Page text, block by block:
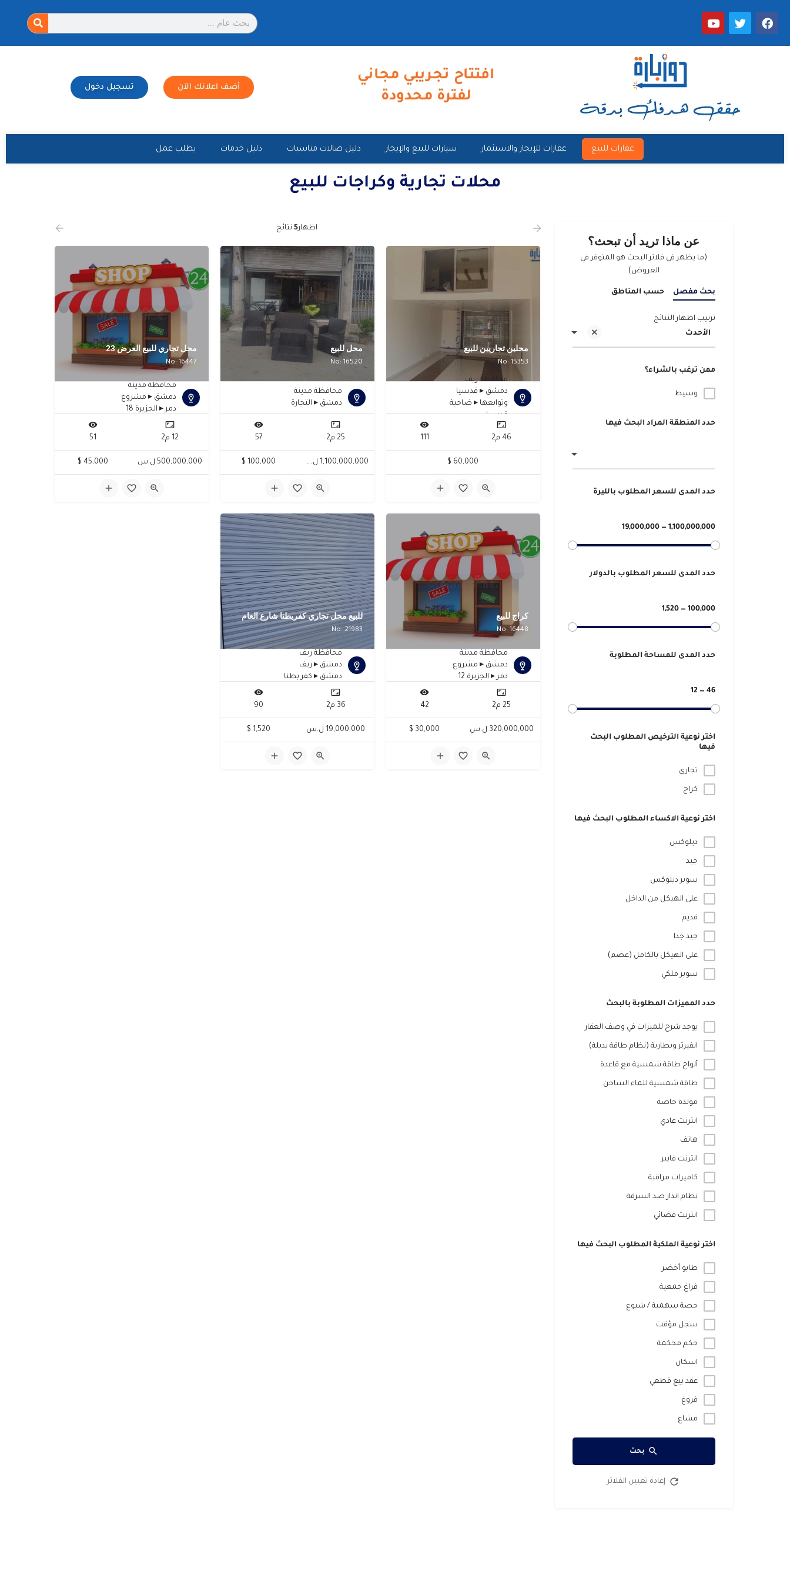
افتتاح تجريبي مجاني
لفترة محدودة
أضف اعلانك الآن تسجيل دخول
عقارات للبيع عقارات للإيجار والاستثمار سيارات للبيع والإيجار دليل صالات مناسبات دليل خدمات يطلب عمل
محلات تجارية وكراجات للبيع
عن ماذا تريد أن تبحث؟
(ما يظهر في فلاتر البحث هو المتوفر في
العروض)
بحث مفصل حسب المناطق
الأحدث
ترتيب اظهار النتائج
ممن ترغب بالشراء؟
وسيط
حدد المنطقة المراد البحث فيها
حدد المدى للسعر المطلوب بالليرة
1,100,000,000 — 19,000,000
حدد المدى للسعر المطلوب بالدولار
100,000 — 1,520
حدد المدى للمساحة المطلوبة
46 — 12
اختر نوعية الترخيص المطلوب البحث
فيها
تجاري
كراج
اختر نوعية الاكساء المطلوب البحث فيها
ديلوكس
جيد
سوبر ديلوكس
على الهيكل من الداخل
قديم
جيد جدا
على الهيكل بالكامل (عضم)
سوبر ملكي
حدد المميزات المطلوبة بالبحث
يوجد شرح للميزات في وصف العقار
انفيرتر وبطارية (نظام طاقة بديلة)
ألواح طاقة شمسية مع قاعدة
طاقة شمسية للماء الساخن
مولدة خاصة
انترنت عادي
هاتف
انترنت فايبر
كاميرات مراقبة
نظام انذار ضد السرقة
انترنت فضائي
اختر نوعية الملكية المطلوب البحث فيها
طابو أخضر
فراغ جمعية
حصة سهمية / شيوع
سجل مؤقت
حكم محكمة
اسكان
عقد بيع قطعي
فروغ
مشاع
بحث
إعادة تعيين الفلاتر
اظهار5نتائج
محلين تجاريين للبيع
No: 15353
محافظة ريف
دمشق ▸ قدسيا
وتوابعها ▸ ضاحية
قدسيا
46 م2 111
60,000 $
محل للبيع
No: 16520
محافظة مدينة
دمشق ▸ التجارة
25 م2 57
1,100,000,000 ل.س 100,000 $
محل تجاري للبيع العرض 23
No: 16447
محافظة مدينة
دمشق ▸ مشروع
دمر ▸ الجزيرة 18
12 م2 51
500,000,000 ل.س 45,000 $
كراج للبيع
No: 16448
محافظة مدينة
دمشق ▸ مشروع
دمر ▸ الجزيرة 12
25 م2 42
320,000,000 ل.س 30,000 $
للبيع محل تجاري كفربطنا شارع العام
No: 21983
محافظة ريف
دمشق ▸ ريف
دمشق ▸ كفر بطنا
36 م2 90
19,000,000 ل.س 1,520 $